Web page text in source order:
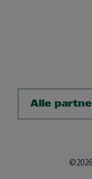
Alle